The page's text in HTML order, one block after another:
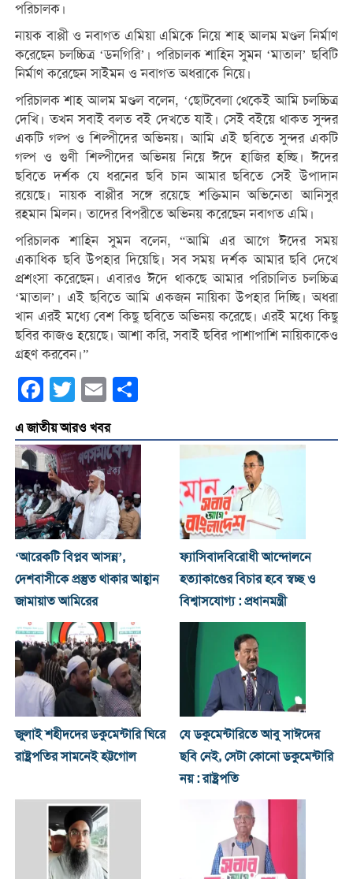
পরিচালক।
নায়ক বাপ্পী ও নবাগত এমিয়া এমিকে নিয়ে শাহ আলম মণ্ডল নির্মাণ
করেছেন চলচ্চিত্র ‘ডনগিরি’। পরিচালক শাহিন সুমন ‘মাতাল’ ছবিটি
নির্মাণ করেছেন সাইমন ও নবাগত অধরাকে নিয়ে।
পরিচালক শাহ আলম মণ্ডল বলেন, ‘ছোটবেলা থেকেই আমি চলচ্চিত্র
দেখি। তখন সবাই বলত বই দেখতে যাই। সেই বইয়ে থাকত সুন্দর
একটি গল্প ও শিল্পীদের অভিনয়। আমি এই ছবিতে সুন্দর একটি
গল্প ও গুণী শিল্পীদের অভিনয় নিয়ে ঈদে হাজির হচ্ছি। ঈদের
ছবিতে দর্শক যে ধরনের ছবি চান আমার ছবিতে সেই উপাদান
রয়েছে। নায়ক বাপ্পীর সঙ্গে রয়েছে শক্তিমান অভিনেতা আনিসুর
রহমান মিলন। তাদের বিপরীতে অভিনয় করেছেন নবাগত এমি।
পরিচালক শাহিন সুমন বলেন, “আমি এর আগে ঈদের সময়
একাধিক ছবি উপহার দিয়েছি। সব সময় দর্শক আমার ছবি দেখে
প্রশংসা করেছেন। এবারও ঈদে থাকছে আমার পরিচালিত চলচ্চিত্র
‘মাতাল’। এই ছবিতে আমি একজন নায়িকা উপহার দিচ্ছি। অধরা
খান এরই মধ্যে বেশ কিছু ছবিতে অভিনয় করেছে। এরই মধ্যে কিছু
ছবির কাজও হয়েছে। আশা করি, সবাই ছবির পাশাপাশি নায়িকাকেও
গ্রহণ করবেন।”
Facebook
Twitter Email
এ জাতীয় আরও খবর
‘আরেকটি বিপ্লব আসন্ন’,
দেশবাসীকে প্রস্তুত থাকার আহ্বান
জামায়াত আমিরের
ফ্যাসিবাদবিরোধী আন্দোলনে
হত্যাকাণ্ডের বিচার হবে স্বচ্ছ ও
বিশ্বাসযোগ্য : প্রধানমন্ত্রী
জুলাই শহীদদের ডকুমেন্টারি ঘিরে
রাষ্ট্রপতির সামনেই হট্টগোল
যে ডকুমেন্টারিতে আবু সাঈদের
ছবি নেই, সেটা কোনো ডকুমেন্টারি
নয় : রাষ্ট্রপতি